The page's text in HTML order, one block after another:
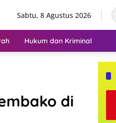
Sabtu, 8 Agustus 2026
Hukum dan Kriminal
di